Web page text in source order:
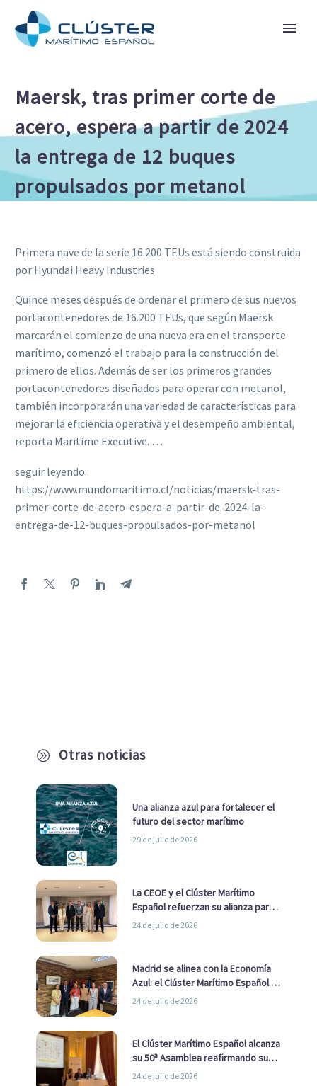
Maersk, tras primer corte de
acero, espera a partir de 2024
la entrega de 12 buques
propulsados por metanol
A Otras noticias
Una alianza azul para fortalecer el
futuro del sector marítimo
29 de julio de 2026
La CEOE y el Clúster Marítimo
Español refuerzan su alianza para
impulsar una estrategia Nacional
24 de julio de 2026
Madrid se alinea con la Economía
Azul: el Clúster Marítimo Español y
la Real Liga Naval avanzan alianzas
24 de julio de 2026
El Clúster Marítimo Español alcanza
su 50ª Asamblea reafirmando su
liderazgo en la Economía Azul
24 de julio de 2026
Primera nave de la serie 16.200 TEUs está siendo construida
por Hyundai Heavy Industries
Quince meses después de ordenar el primero de sus nuevos
portacontenedores de 16.200 TEUs, que según Maersk
marcarán el comienzo de una nueva era en el transporte
marítimo, comenzó el trabajo para la construcción del
primero de ellos. Además de ser los primeros grandes
portacontenedores diseñados para operar con metanol,
también incorporarán una variedad de características para
mejorar la eficiencia operativa y el desempeño ambiental,
reporta Maritime Executive. …
seguir leyendo:
https://www.mundomaritimo.cl/noticias/maersk-tras-
primer-corte-de-acero-espera-a-partir-de-2024-la-
entrega-de-12-buques-propulsados-por-metanol